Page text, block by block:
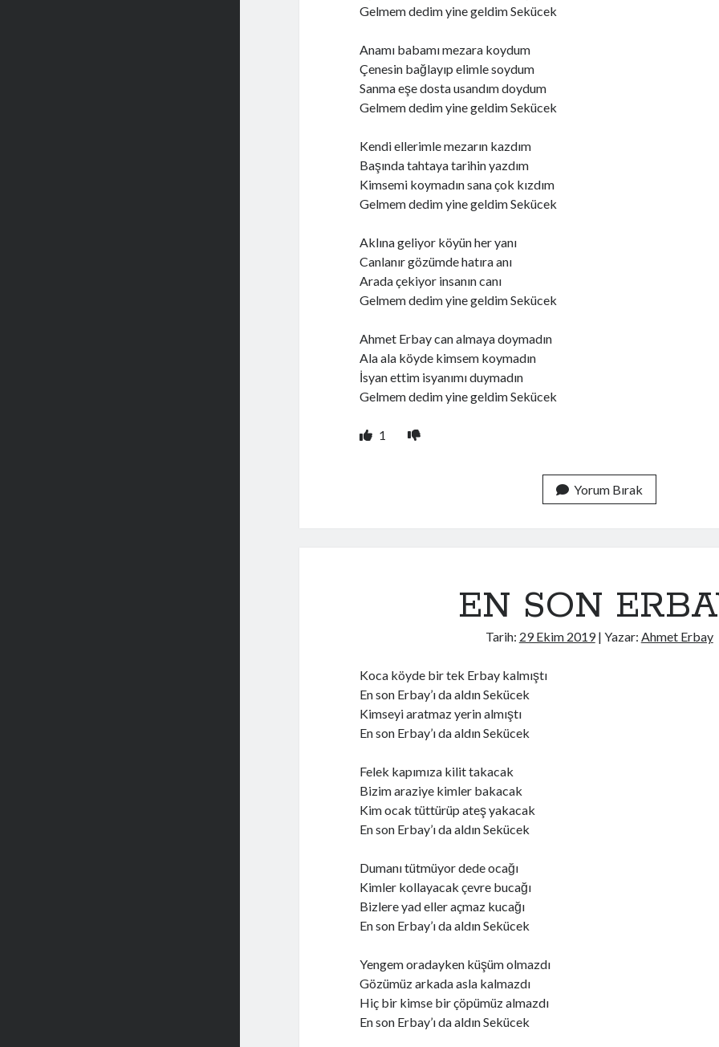
Gelmem dedim yine geldim Sekücek
Anamı babamı mezara koydum
Çenesin bağlayıp elimle soydum
Sanma eşe dosta usandım doydum
Gelmem dedim yine geldim Sekücek
Kendi ellerimle mezarın kazdım
Başında tahtaya tarihin yazdım
Kimsemi koymadın sana çok kızdım
Gelmem dedim yine geldim Sekücek
Aklına geliyor köyün her yanı
Canlanır gözümde hatıra anı
Arada çekiyor insanın canı
Gelmem dedim yine geldim Sekücek
Ahmet Erbay can almaya doymadın
Ala ala köyde kimsem koymadın
İsyan ettim isyanımı duymadın
Gelmem dedim yine geldim Sekücek
1
Yorum Bırak
EN SON
Tarih: 29 Ekim 2019| Yazar: Ahmet Erbay
Koca köyde bir tek Erbay kalmıştı
En son Erbay’ı da aldın Sekücek
Kimseyi aratmaz yerin almıştı
En son Erbay’ı da aldın Sekücek
Felek kapımıza kilit takacak
Bizim araziye kimler bakacak
Kim ocak tüttürüp ateş yakacak
En son Erbay’ı da aldın Sekücek
Dumanı tütmüyor dede ocağı
Kimler kollayacak çevre bucağı
Bizlere yad eller açmaz kucağı
En son Erbay’ı da aldın Sekücek
Yengem oradayken küşüm olmazdı
Gözümüz arkada asla kalmazdı
Hiç bir kimse bir çöpümüz almazdı
En son Erbay’ı da aldın Sekücek